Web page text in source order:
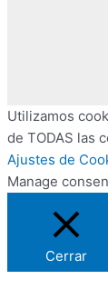
Utilizamos
de TODAS las
Ajustes de
Manage
Cerrar